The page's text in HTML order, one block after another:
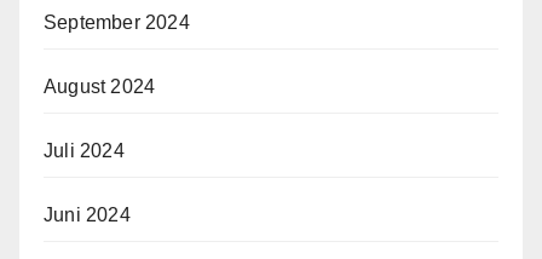
September 2024
August 2024
Juli 2024
Juni 2024